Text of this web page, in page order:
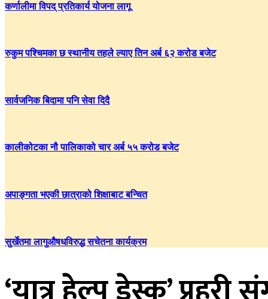
कर्णालीमा विपद् प्रतिकार्य योजना लागू
रुकुम पश्चिमका छ स्थानीय तहले ल्याए तिन अर्ब ६२ करोड बजेट
सार्वजनिक बिदामा पनि सेवा दिदै
कालीकोटका नौ पालिकाको चार अर्ब ५५ करोड बजेट
अपाङ्गता भएकी छात्राको शिक्षाबाट बन्चित
सुर्खेतमा लागुऔषधविरुद्ध सचेतना कार्यक्रम